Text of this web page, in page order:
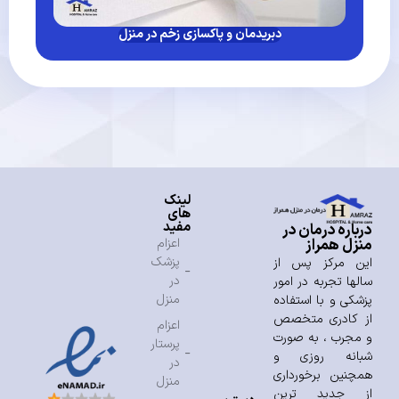
دبریدمان و پاکسازی زخم در منزل
درباره درمان در
منزل همراز
این مرکز پس از
سالها تجربه در امور
پزشکی و با استفاده
از کادری متخصص
و مجرب ، به صورت
شبانه روزی و
همچنین برخورداری
از جدید ترین
لینک
های
مفید
اعزام
پزشک
در
منزل
اعزام
پرستار
در
منزل